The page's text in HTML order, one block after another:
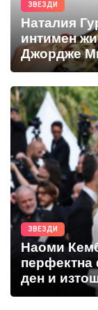
ЗВЕЗДИ
Наталия
интимен
Джордже
ЗВЕЗДИ
Наоми
перфектна
ден и